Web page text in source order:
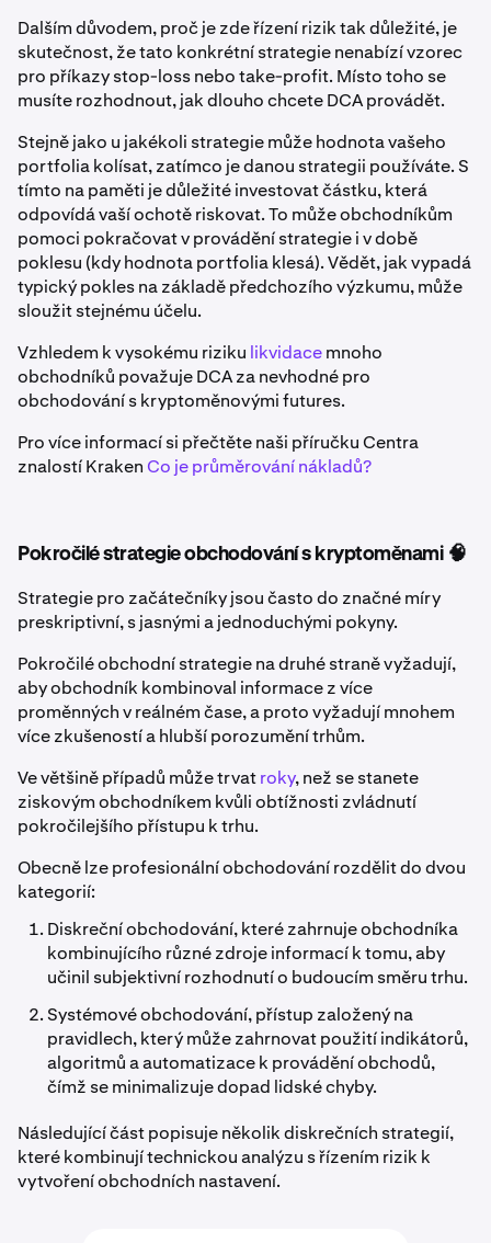
Dalším důvodem, proč je zde řízení rizik tak důležité, je
skutečnost, že tato konkrétní strategie nenabízí vzorec
pro příkazy stop-loss nebo take-profit. Místo toho se
musíte rozhodnout, jak dlouho chcete DCA provádět.
Stejně jako u jakékoli strategie může hodnota vašeho
portfolia kolísat, zatímco je danou strategii používáte. S
tímto na paměti je důležité investovat částku, která
odpovídá vaší ochotě riskovat. To může obchodníkům
pomoci pokračovat v provádění strategie i v době
poklesu (kdy hodnota portfolia klesá). Vědět, jak vypadá
typický pokles na základě předchozího výzkumu, může
sloužit stejnému účelu.
Vzhledem k vysokému riziku likvidacemnoho
obchodníků považuje DCA za nevhodné pro
obchodování s kryptoměnovými futures.
Pro více informací si přečtěte naši příručku Centra
znalostí Kraken Co je průměrování nákladů?
Pokročilé strategie obchodování s kryptoměnami 🧠
Strategie pro začátečníky jsou často do značné míry
preskriptivní, s jasnými a jednoduchými pokyny.
Pokročilé obchodní strategie na druhé straně vyžadují,
aby obchodník kombinoval informace z více
proměnných v reálném čase, a proto vyžadují mnohem
více zkušeností a hlubší porozumění trhům.
Ve většině případů může trvatroky, než se stanete
ziskovým obchodníkem kvůli obtížnosti zvládnutí
pokročilejšího přístupu k trhu.
Obecně lze profesionální obchodování rozdělit do dvou
kategorií:
Diskreční obchodování, které zahrnuje obchodníka
kombinujícího různé zdroje informací k tomu, aby
učinil subjektivní rozhodnutí o budoucím směru trhu.
Systémové obchodování, přístup založený na
pravidlech, který může zahrnovat použití indikátorů,
algoritmů a automatizace k provádění obchodů,
čímž se minimalizuje dopad lidské chyby.
Následující část popisuje několik diskrečních strategií,
které kombinují technickou analýzu s řízením rizik k
vytvoření obchodních nastavení.